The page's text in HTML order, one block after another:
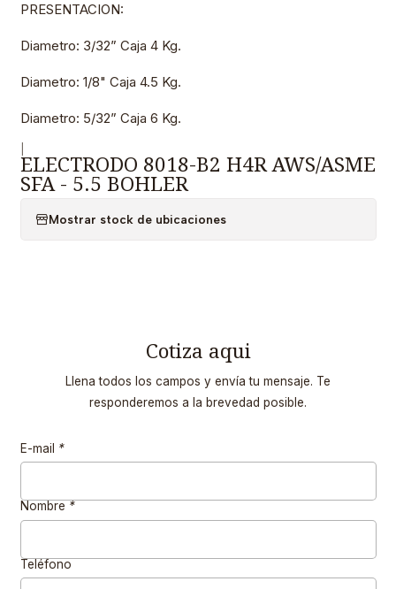
PRESENTACION:
Diametro: 3/32” Caja 4 Kg.
Diametro: 1/8" Caja 4.5 Kg.
Diametro: 5/32” Caja 6 Kg.
ELECTRODO 8018-B2 H4R AWS/ASME
SFA - 5.5 BOHLER
Mostrar stock de ubicaciones
Cotiza aqui
Llena todos los campos y envía tu mensaje. Te
responderemos a la brevedad posible.
E-mail *
Nombre *
Teléfono